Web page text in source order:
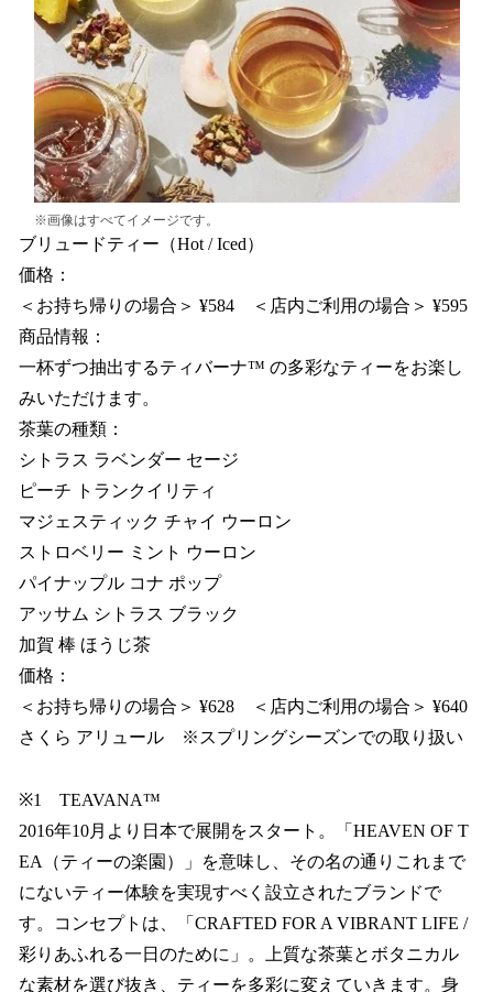
※画像はすべてイメージです。
ブリュードティー（Hot / Iced）
価格：
＜お持ち帰りの場合＞ ¥584 ＜店内ご利用の場合＞ ¥595
商品情報：
一杯ずつ抽出するティバーナ™ の多彩なティーをお楽し
みいただけます。
茶葉の種類：
シトラス ラベンダー セージ
ピーチ トランクイリティ
マジェスティック チャイ ウーロン
ストロベリー ミント ウーロン
パイナップル コナ ポップ
アッサム シトラス ブラック
加賀 棒 ほうじ茶
価格：
＜お持ち帰りの場合＞ ¥628 ＜店内ご利用の場合＞ ¥640
さくら アリュール ※スプリングシーズンでの取り扱い
※1 TEAVANA™
2016年10月より日本で展開をスタート。「HEAVEN OF T
EA（ティーの楽園）」を意味し、その名の通りこれまで
にないティー体験を実現すべく設立されたブランドで
す。コンセプトは、「CRAFTED FOR A VIBRANT LIFE /
彩りあふれる一日のために」。上質な茶葉とボタニカル
な素材を選び抜き、ティーを多彩に変えていきます。身